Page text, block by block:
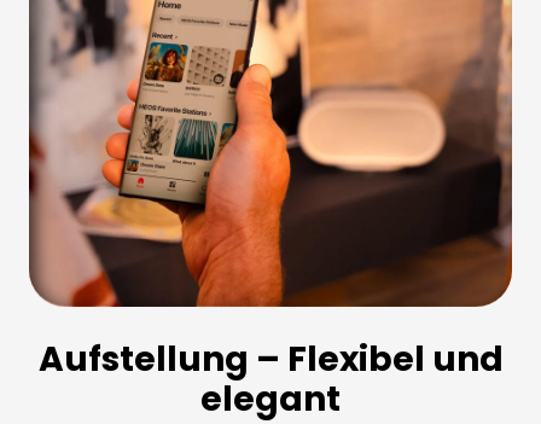
Aufstellung – Flexibel und
elegant